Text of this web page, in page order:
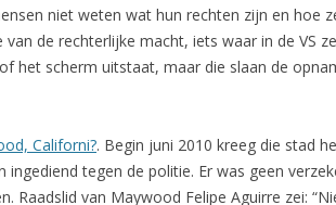
niet weten wat hun rechten zijn en hoe
de rechterlijke macht, iets waar in de VS
het scherm uitstaat, maar die slaan de
Californi?. Begin juni 2010 kreeg die stad
tegen de politie. Er was geen
Raadslid van Maywood Felipe Aguirre zei: